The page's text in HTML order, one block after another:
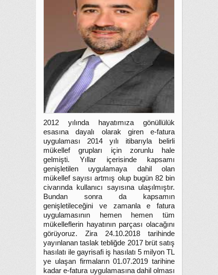
2012 yılında hayatımıza gönüllülük
esasına dayalı olarak giren e-fatura
uygulaması 2014 yılı itibarıyla belirli
mükellef grupları için zorunlu hale
gelmişti. Yıllar içerisinde kapsamı
genişletilen uygulamaya dahil olan
mükellef sayısı artmış olup bugün 82 bin
civarında kullanıcı sayısına ulaşılmıştır.
Bundan sonra da kapsamın
genişletileceğini ve zamanla e fatura
uygulamasının hemen hemen tüm
mükelleflerin hayatının parçası olacağını
görüyoruz. Zira 24.10.2018 tarihinde
yayınlanan taslak tebliğde 2017 brüt satış
hasılatı ile gayrisafi iş hasılatı 5 milyon TL
ye ulaşan firmaların 01.07.2019 tarihine
kadar e-fatura uygulamasına dahil olması